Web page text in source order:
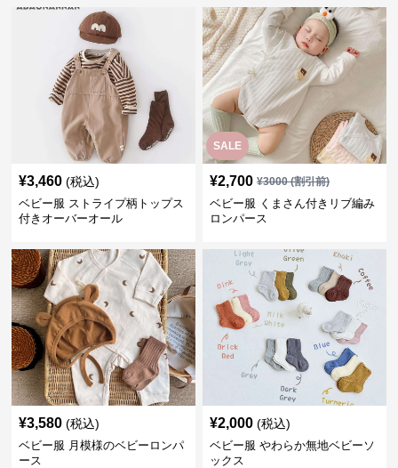
¥3,460 (税込)
ベビー服 ストライプ柄トップス
付きオーバーオール
SALE
¥2,700 ¥3000(割引前)
ベビー服 くまさん付きリブ編み
ロンパース
¥3,580 (税込)
ベビー服 月模様のベビーロンパ
ース
¥2,000 (税込)
ベビー服 やわらか無地ベビーソ
ックス